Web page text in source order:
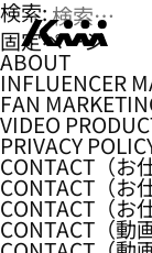
検索:
固定ページ
ABOUT
INFLUENCER
FAN
VIDEO
PRIVACY
CONTACT（お
CONTACT（お
CONTACT（お
CONTACT（動